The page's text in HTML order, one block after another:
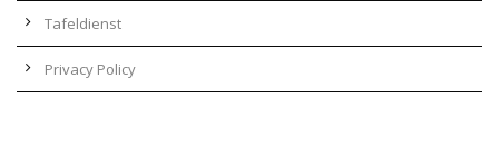
Tafeldienst
Privacy Policy